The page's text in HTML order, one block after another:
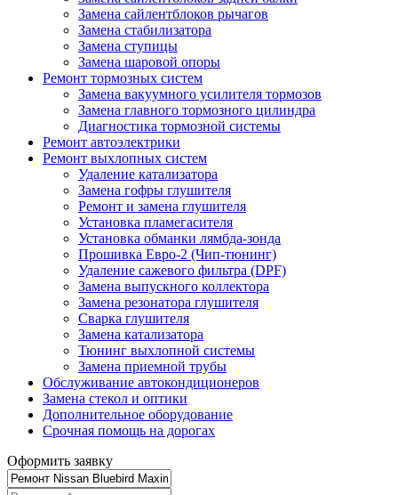
Замена сайлентблоков рычагов
Замена стабилизатора
Замена ступицы
Замена шаровой опоры
Ремонт тормозных систем
Замена вакуумного усилителя тормозов
Замена главного тормозного цилиндра
Диагностика тормозной системы
Ремонт автоэлектрики
Ремонт выхлопных систем
Удаление катализатора
Замена гофры глушителя
Ремонт и замена глушителя
Установка пламегасителя
Установка обманки лямбда-зонда
Прошивка Евро-2 (Чип-тюнинг)
Удаление сажевого фильтра (DPF)
Замена выпускного коллектора
Замена резонатора глушителя
Сварка глушителя
Замена катализатора
Тюнинг выхлопной системы
Замена приемной трубы
Обслуживание автокондиционеров
Замена стекол и оптики
Дополнительное оборудование
Срочная помощь на дорогах
Оформить заявку